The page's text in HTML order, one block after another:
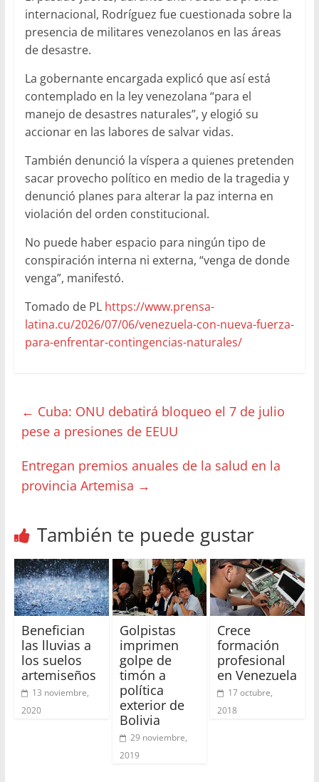
internacional, Rodríguez fue cuestionada sobre la
presencia de militares venezolanos en las áreas
de desastre.
La gobernante encargada explicó que así está
contemplado en la ley venezolana “para el
manejo de desastres naturales”, y elogió su
accionar en las labores de salvar vidas.
También denunció la víspera a quienes pretenden
sacar provecho político en medio de la tragedia y
denunció planes para alterar la paz interna en
violación del orden constitucional.
No puede haber espacio para ningún tipo de
conspiración interna ni externa, “venga de donde
venga”, manifestó.
Tomado de PL https://www.prensa-
latina.cu/2026/07/06/venezuela-con-nueva-fuerza-
para-enfrentar-contingencias-naturales/
← Cuba: ONU debatirá bloqueo el 7 de julio
pese a presiones de EEUU
Entregan premios anuales de la salud en la
provincia Artemisa →
También te puede gustar
Benefician
las lluvias a
los suelos
artemiseños
13 noviembre,
2020
Golpistas
imprimen
golpe de
timón a
política
exterior de
Bolivia
29 noviembre,
2019
Crece
formación
profesional
en Venezuela
17 octubre,
2018